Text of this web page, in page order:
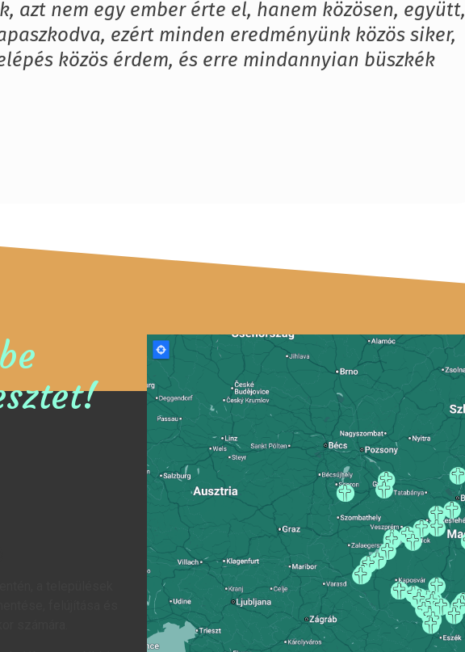
azt nem egy ember érte el, hanem közösen, együtt,
ezért minden eredményünk közös siker,
közös érdem, és erre mindannyian büszkék